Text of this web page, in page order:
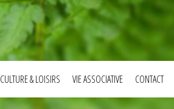
CULTURE & LOISIRS VIE ASSOCIATIVE CONTACT